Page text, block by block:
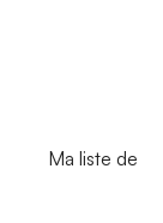
Ma liste de